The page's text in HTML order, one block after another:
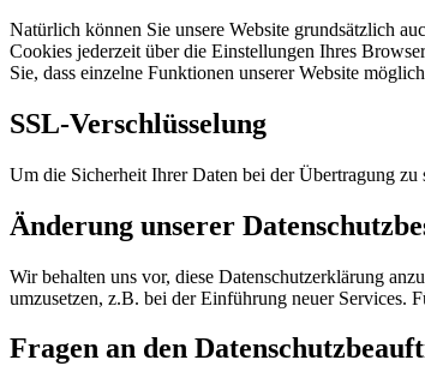
Natürlich können Sie unsere Website grundsätzlich
Cookies jederzeit über die Einstellungen Ihres
Sie, dass einzelne Funktionen unserer Website
SSL-Verschlüsselung
Um die Sicherheit Ihrer Daten bei der Übertragung
Änderung unserer
Wir behalten uns vor, diese Datenschutzerklärung
umzusetzen, z.B. bei der Einführung neuer Services.
Fragen an den